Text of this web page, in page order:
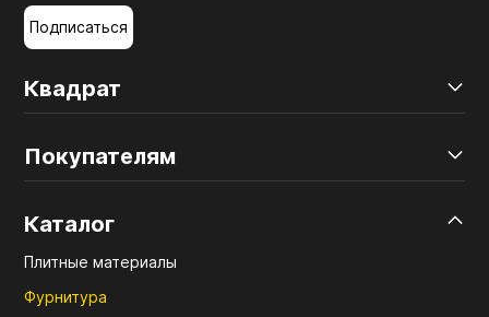
Квадрат
Покупателям
Каталог
Плитные материалы
Фурнитура
Подписаться